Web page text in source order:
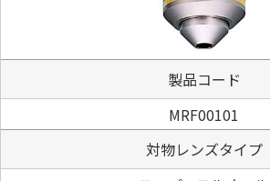
製品コード
MRF00101
対物レンズタイプ